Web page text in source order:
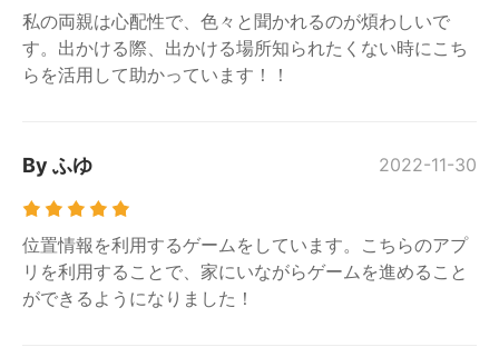
私の両親は心配性で、色々と聞かれるのが煩わしいで
す。出かける際、出かける場所知られたくない時にこち
らを活用して助かっています！！
By ふゆ 2022-11-30
位置情報を利用するゲームをしています。こちらのアプ
リを利用することで、家にいながらゲームを進めること
ができるようになりました！